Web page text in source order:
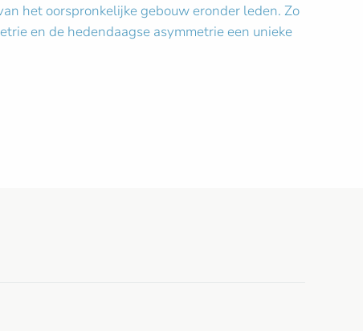
het oorspronkelijke gebouw eronder leden. Zo
en de hedendaagse asymmetrie een unieke